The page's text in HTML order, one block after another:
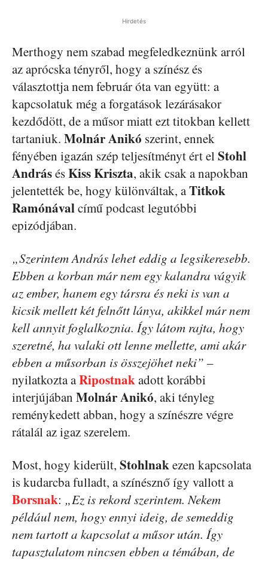
Hirdetés
Merthogy nem szabad megfeledkeznünk arról
az aprócska tényről, hogy a színész és
választottja nem február óta van együtt: a
kapcsolatuk még a forgatások lezárásakor
kezdődött, de a műsor miatt ezt titokban kellett
tartaniuk. Molnár Anikó szerint, ennek
fényében igazán szép teljesítményt ért elStohl
AndrásésKiss Kriszta, akik csak a napokban
jelentették be, hogy különváltak, aTitkok
Ramónávalcímű podcast legutóbbi
epizódjában.
„Szerintem András lehet eddig a legsikeresebb.
Ebben a korban már nem egy kalandra vágyik
az ember, hanem egy társra és neki is van a
kicsik mellett két felnőtt lánya, akikkel már nem
kell annyit foglalkoznia. Így látom rajta, hogy
szeretné, ha valaki ott lenne mellette, ami akár
ebben a műsorban is összejöhet neki” –
nyilatkozta aRipostnakadott korábbi
interjújában Molnár Anikó, aki tényleg
reménykedett abban, hogy a színészre végre
rátalál az igaz szerelem.
Most, hogy kiderült, Stohlnakezen kapcsolata
is kudarcba fulladt, a színésznő így vallott a
Borsnak: „Ez is rekord szerintem. Nekem
például nem, hogy ennyi ideig, de semeddig
nem tartott a kapcsolat a műsor után. Így
tapasztalatom nincsen ebben a témában, de